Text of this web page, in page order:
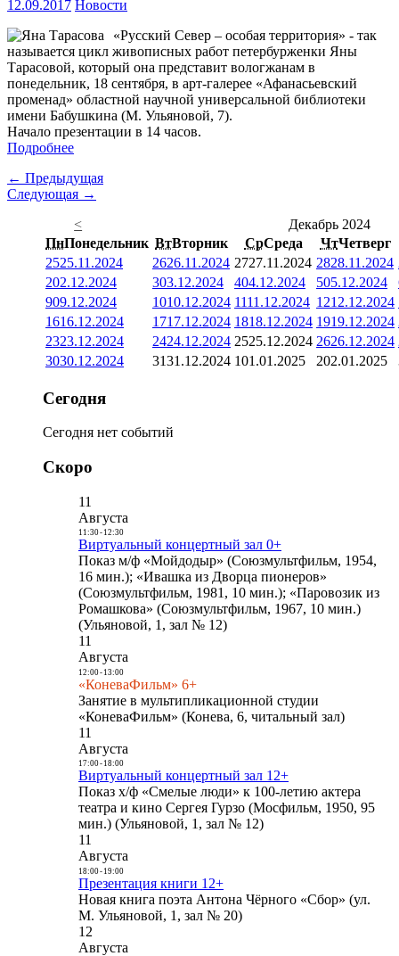
12.09.2017 Новости
«Русский Север – особая территория» - так
называется цикл живописных работ петербурженки Яны
Тарасовой, который она представит вологжанам в
понедельник, 18 сентября, в арт-галерее «Афанасьевский
променад» областной научной универсальной библиотеки
имени Бабушкина (М. Ульяновой, 7).
Начало презентации в 14 часов.
Подробнее
← Предыдущая
Следующая →
<
Декабрь 2024
ПнПонедельник ВтВторник СрСреда ЧтЧетверг
2525.11.2024 2626.11.2024 2727.11.2024 2828.11.2024
202.12.2024 303.12.2024 404.12.2024 505.12.2024
909.12.2024 1010.12.2024 1111.12.2024 1212.12.2024
1616.12.2024 1717.12.2024 1818.12.2024 1919.12.2024
2323.12.2024 2424.12.2024 2525.12.2024 2626.12.2024
3030.12.2024 3131.12.2024 101.01.2025 202.01.2025
Сегодня
Сегодня нет событий
Скоро
11
Августа
11:30- 12:30
Виртуальный концертный зал 0+
Показ м/ф «Мойдодыр» (Союзмультфильм, 1954,
16 мин.); «Ивашка из Дворца пионеров»
(Союзмультфильм, 1981, 10 мин.); «Паровозик из
Ромашкова» (Союзмультфильм, 1967, 10 мин.)
(Ульяновой, 1, зал № 12)
11
Августа
12:00- 13:00
«КоневаФильм» 6+
Занятие в мультипликационной студии
«КоневаФильм» (Конева, 6, читальный зал)
11
Августа
17:00- 18:00
Виртуальный концертный зал 12+
Показ х/ф «Смелые люди» к 100-летию актера
театра и кино Сергея Гурзо (Мосфильм, 1950, 95
мин.) (Ульяновой, 1, зал № 12)
11
Августа
18:00- 19:00
Презентация книги 12+
Новая книга поэта Антона Чёрного «Сбор» (ул.
М. Ульяновой, 1, зал № 20)
12
Августа